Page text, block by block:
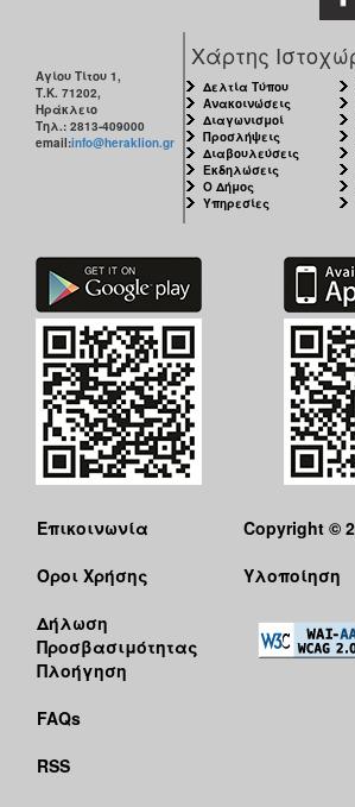
Αγίου Τίτου 1,
Τ.Κ. 71202,
Ηράκλειο
Τηλ.: 2813-409000
email:info@heraklion.gr
Χάρτης
Δελτία Τύπου
Ανακοινώσεις
Διαγωνισμοί
Προσλήψεις
Διαβουλεύσεις
Εκδηλώσεις
Ο Δήμος
Υπηρεσίες
Επικοινωνία
Όροι Χρήσης
Δήλωση
Προσβασιμότητας
Πλοήγηση
FAQs
RSS
Copyright ©
Υλοποίηση